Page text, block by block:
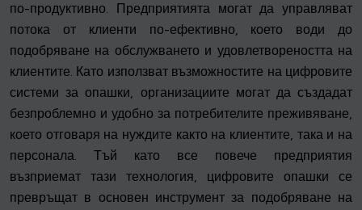
по-продуктивно. Предприятията могат да управляват
потока от клиенти по-ефективно, което води до
подобряване на обслужването и удовлетвореността на
клиентите. Като използват възможностите на цифровите
системи за опашки, организациите могат да създадат
безпроблемно и удобно за потребителите преживяване,
което отговаря на нуждите както на клиентите, така и на
персонала. Тъй като все повече предприятия
възприемат тази технология, цифровите опашки се
превръщат в основен инструмент за подобряване на